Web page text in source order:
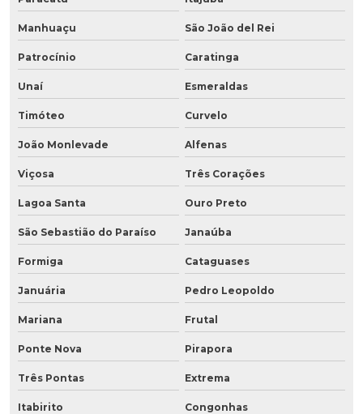
Manhuaçu São João del Rei
Patrocínio Caratinga
Unaí Esmeraldas
Timóteo Curvelo
João Monlevade Alfenas
Viçosa Três Corações
Lagoa Santa Ouro Preto
São Sebastião do Paraíso Janaúba
Formiga Cataguases
Januária Pedro Leopoldo
Mariana Frutal
Ponte Nova Pirapora
Três Pontas Extrema
Itabirito Congonhas